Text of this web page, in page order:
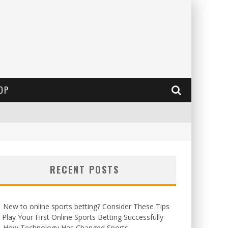
RECENT POSTS
New to online sports betting? Consider These Tips
Your First Online Sports Betting Successfully